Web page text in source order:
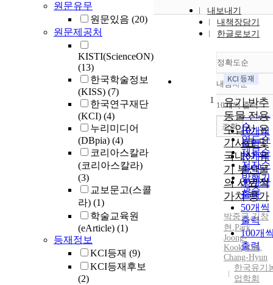
원문유무
원문있음 (20)
원문제공처
KISTI(ScienceON)
(13)
한국학술정보
(KISS) (7)
한국연구재단
(KCI) (4)
누리미디어
(DBpia) (4)
코리아스칼라
(코리아스칼라)
(3)
교보문고(스콜
라) (1)
학술교육원
(eArticle) (1)
등재정보
KCI등재 (9)
KCI등재후보
(2)
내보내기
내책장담기
한글로보기
정확도순
정확도
순
인기도
순
연도순
제목순
저자순
발행기
관순
내림차순
내림차
10개씩 출력
10개씩
출력
20개씩
출력
30개씩
출력
50개씩
출력
100개
출력
조회
1
유기 반추
동물 전용
수입산 유
기사료 및
국내산 유
기 부산물
의 사료적
가치 평가
박중국,김창
현 ,Park,
Joong-
Kook,Kim,
Chang-Hyun
한국유기
업학회